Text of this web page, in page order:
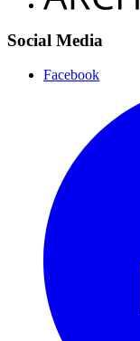
Social Media
Facebook